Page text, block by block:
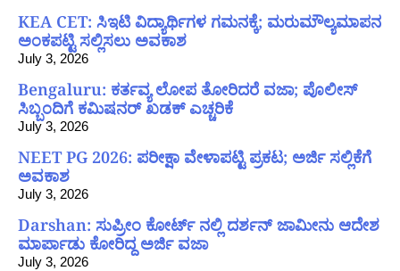
KEA CET: ಸಿಇಟಿ ವಿದ್ಯಾರ್ಥಿಗಳ ಗಮನಕ್ಕೆ; ಮರುಮೌಲ್ಯಮಾಪನ
ಅಂಕಪಟ್ಟಿ ಸಲ್ಲಿಸಲು ಅವಕಾಶ
July 3, 2026
Bengaluru: ಕರ್ತವ್ಯ ಲೋಪ ತೋರಿದರೆ ವಜಾ; ಪೊಲೀಸ್
ಸಿಬ್ಬಂದಿಗೆ ಕಮಿಷನರ್ ಖಡಕ್ ಎಚ್ಚರಿಕೆ
July 3, 2026
NEET PG 2026: ಪರೀಕ್ಷಾ ವೇಳಾಪಟ್ಟಿ ಪ್ರಕಟ; ಅರ್ಜಿ ಸಲ್ಲಿಕೆಗೆ
ಅವಕಾಶ
July 3, 2026
Darshan: ಸುಪ್ರೀಂ ಕೋರ್ಟ್ ನಲ್ಲಿ ದರ್ಶನ್ ಜಾಮೀನು ಆದೇಶ
ಮಾರ್ಪಾಡು ಕೋರಿದ್ದ ಅರ್ಜಿ ವಜಾ
July 3, 2026